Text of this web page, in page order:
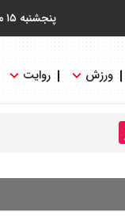
پنجشنبه ۱۵ مرداد ۱۴۰۵
ورزش روایت